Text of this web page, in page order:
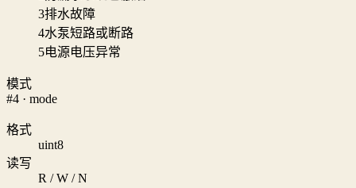
3排水故障
4水泵短路或断路
5电源电压异常
模式
#4 · mode
格式
uint8
读写
R / W / N